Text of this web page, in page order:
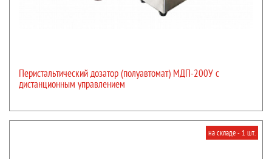
Перистальтический дозатор (полуавтомат) МДП-200У с
дистанционным управлением
на складе - 1 шт.